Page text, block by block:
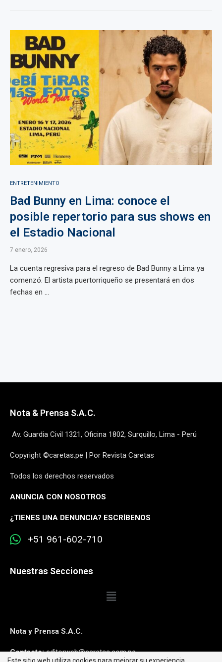
ENTRETENIMIENTO
Bad Bunny en Lima: conoce el
posible repertorio para sus shows en
el Estadio Nacional
7 enero, 2026
La cuenta regresiva para el regreso de Bad Bunny a Lima ya
comenzó. El artista puertorriqueño se presentará en dos
fechas en ...
Nota & Prensa S.A.C.
Av. Guardia Civil 1321, Oficina 1802, Surquillo, Lima - Perú
Copyright ©caretas.pe | Por Revista Caretas
Todos los derechos reservados
ANUNCIA CON NOSOTROS
¿TIENES UNA DENUNCIA? ESCRÍBENOS
+51 961-602-710
Nuestras Secciones
Nota y Prensa S.A.C.
Contacto:editorweb@caretas.com.pe